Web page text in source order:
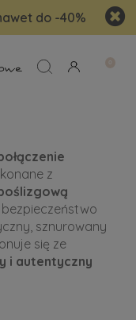
do -40%
z
bezpieczeństwo
sznurowany
się ze
i autentyczny